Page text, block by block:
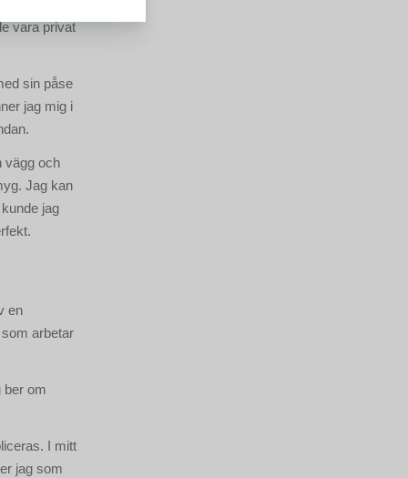
vara privat
sin påse
jag mig i
vägg och
Jag kan
jag
en
arbetar
ber om
I mitt
jag som